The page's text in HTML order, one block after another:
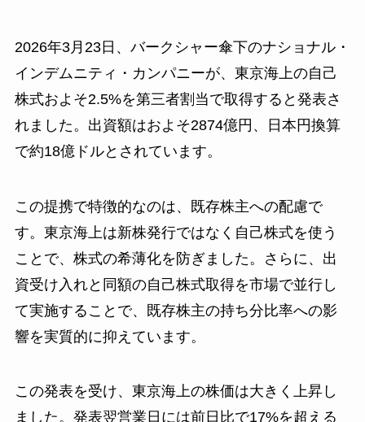
2026年3月23日、バークシャー傘下のナショナル・
インデムニティ・カンパニーが、東京海上の自己
株式およそ2.5%を第三者割当で取得すると発表さ
れました。出資額はおよそ2874億円、日本円換算
で約18億ドルとされています。
この提携で特徴的なのは、既存株主への配慮で
す。東京海上は新株発行ではなく自己株式を使う
ことで、株式の希薄化を防ぎました。さらに、出
資受け入れと同額の自己株式取得を市場で並行し
て実施することで、既存株主の持ち分比率への影
響を実質的に抑えています。
この発表を受け、東京海上の株価は大きく上昇し
ました。発表翌営業日には前日比で17%を超える